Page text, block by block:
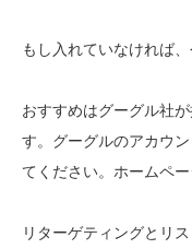
もし入れていなければ
おすすめはグーグル社
す。グーグルのアカウ
てください。ホームペ
リターゲティングとリ